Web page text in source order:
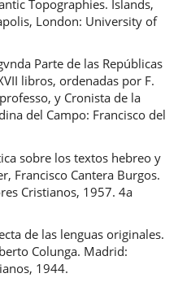
Topographies. Islands,
London: University of
Parte de las Repúblicas
libros, ordenadas por F.
y Cronista de la
del Campo: Francisco del
sobre los textos hebreo y
Francisco Cantera Burgos.
Cristianos, 1957. 4a
de las lenguas originales.
Colunga. Madrid:
1944.